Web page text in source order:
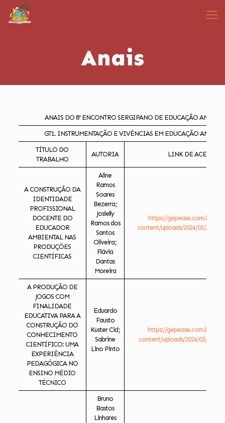
Anais
ANAIS DO 8º ENCONTRO SERGIPANO DE EDUCAÇÃO
GT1. INSTRUMENTAÇÃO E VIVÊNCIAS EM EDUCAÇÃO
TÍTULO DO
TRABALHO
AUTORIA LINK DE ACESSO
A CONSTRUÇÃO DA
IDENTIDADE
PROFISSIONAL
DOCENTE DO
EDUCADOR
AMBIENTAL NAS
PRODUÇÕES
CIENTÍFICAS
Aline
Ramos
Soares
Bezerra;
Josielly
Ramos dos
Santos
Oliveira;
Flávia
Dantas
Moreira
https://gepease.com.br/
content/uploads/2024/03/
A PRODUÇÃO DE
JOGOS COM
FINALIDADE
EDUCATIVA PARA A
CONSTRUÇÃO DO
CONHECIMENTO
CIENTÍFICO: UMA
EXPERIÊNCIA
PEDAGÓGICA NO
ENSINO MÉDIO
TÉCNICO
Eduardo
Fausto
Kuster Cid;
Sabrine
Lino Pinto
https://gepease.com.br/
content/uploads/2024/03/
Bruno
Bastos
Linhares